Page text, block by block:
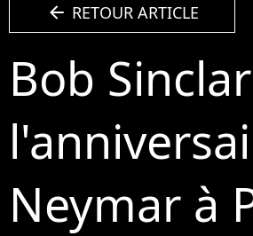
arrow_left RETOUR ARTICLE
Bob
Neymar à